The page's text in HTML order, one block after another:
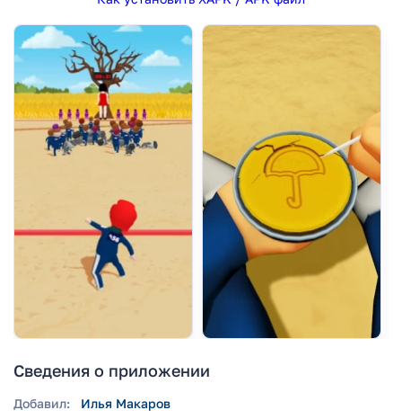
Сведения о приложении
Добавил:
Илья Макаров